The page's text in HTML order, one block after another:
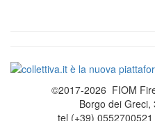
©2017-2026 FIOM
Borgo dei
tel (+39)